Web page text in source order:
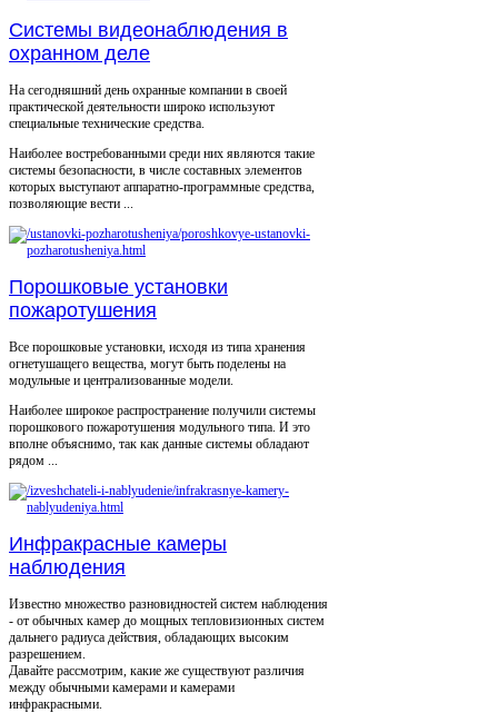
Системы видеонаблюдения в
охранном деле
На сегодняшний день охранные компании в своей
практической деятельности широко используют
специальные технические средства.
Наиболее востребованными среди них являются такие
системы безопасности, в числе составных элементов
которых выступают аппаратно-программные средства,
позволяющие вести ...
Порошковые установки
пожаротушения
Все порошковые установки, исходя из типа хранения
огнетушащего вещества, могут быть поделены на
модульные и централизованные модели.
Наиболее широкое распространение получили системы
порошкового пожаротушения модульного типа. И это
вполне объяснимо, так как данные системы обладают
рядом ...
Инфракрасные камеры
наблюдения
Известно множество разновидностей систем наблюдения
- от обычных камер до мощных тепловизионных систем
дальнего радиуса действия, обладающих высоким
разрешением.
Давайте рассмотрим, какие же существуют различия
между обычными камерами и камерами
инфракрасными.